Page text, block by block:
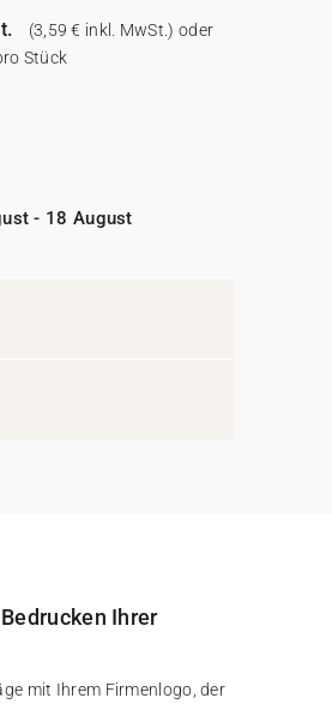
(3,59 € inkl. MwSt.) oder
Stück
- 18 August
Ihrer
mit Ihrem Firmenlogo, der